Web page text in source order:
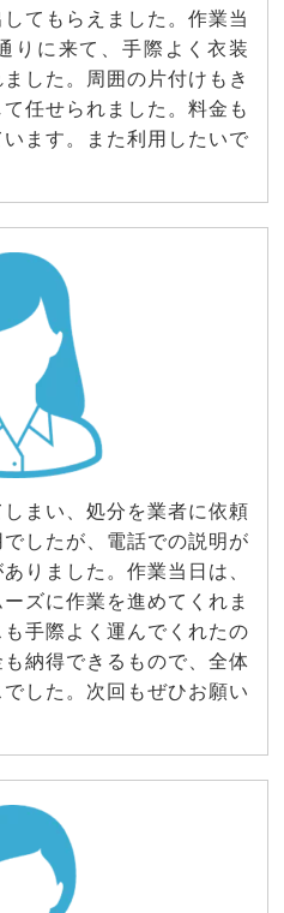
てもらえました。作業当
りに来て、手際よく衣装
した。周囲の片付けもき
任せられました。料金も
ます。また利用したいで
まい、処分を業者に依頼
したが、電話での説明が
りました。作業当日は、
ズに作業を進めてくれま
手際よく運んでくれたの
納得できるもので、全体
した。次回もぜひお願い